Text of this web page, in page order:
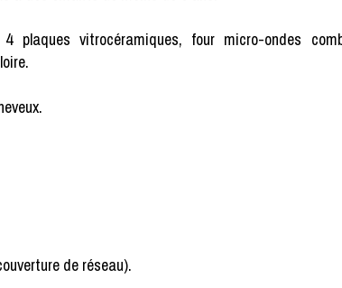
plaques vitrocéramiques, four micro-ondes
de réseau).